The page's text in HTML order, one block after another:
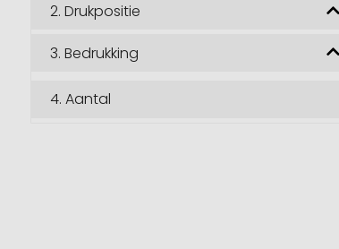
2.Drukpositie
3.Bedrukking
4.Aantal